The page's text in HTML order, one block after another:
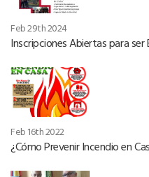
Feb 29th 2024
Inscripciones Abiertas para
Feb 16th 2022
¿Cómo Prevenir Incendio en